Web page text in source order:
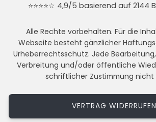
⭐⭐⭐⭐☆ 4,9/5 basierend auf 2144
Alle Rechte vorbehalten. Für die
Webseite besteht gänzlicher
Urheberrechtsschutz. Jede
Verbreitung und/oder öffentliche
schriftlicher Zustimmung nicht
VERTRAG WIDERRUFEN